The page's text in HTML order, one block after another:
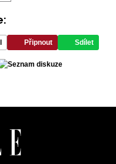
ODESLAT
s
Extra s.r.o.
Připnout Sdílet